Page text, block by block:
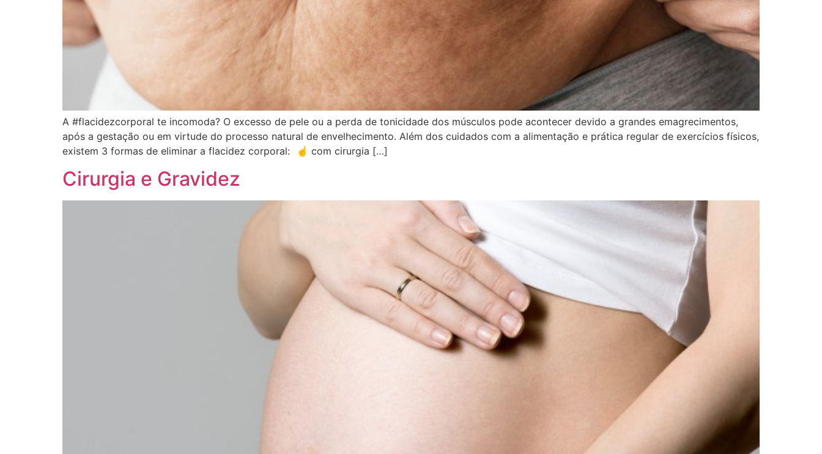
A #flacidezcorporal te incomoda? O excesso de pele ou a perda de tonicidade dos músculos pode acontecer devido a grandes emagrecimentos,
após a gestação ou em virtude do processo natural de envelhecimento. Além dos cuidados com a alimentação e prática regular de exercícios físicos,
existem 3 formas de eliminar a flacidez corporal: ☝️ com cirurgia […]
Cirurgia e Gravidez